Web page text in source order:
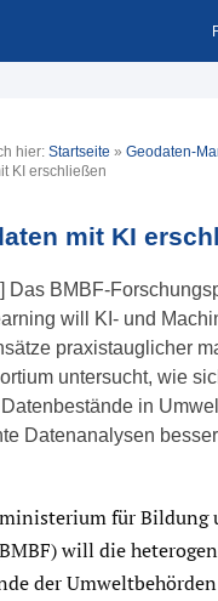
hier: Startseite » Geodaten-
KI erschließen
mit KI
Das BMBF-
will KI- und
praxistauglicher
untersucht, wie
in
Datenanalysen
für Bildung
will die
der